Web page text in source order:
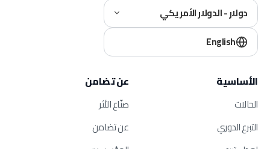
دولار - الدولار الأمريكي
English
الأساسية
الحالات
التبرع الدوري
عن تضامن
صنّاع الأثر
عن تضامن